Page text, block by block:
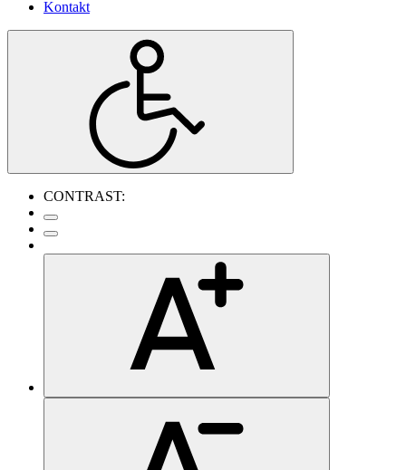
Kontakt
CONTRAST: